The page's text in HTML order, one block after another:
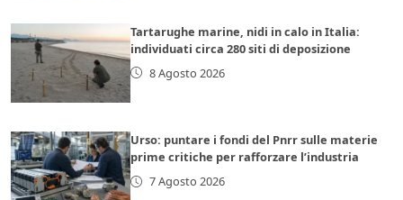
Tartarughe marine, nidi in calo in Italia:
individuati circa 280 siti di deposizione
8 Agosto 2026
Urso: puntare i fondi del Pnrr sulle materie
prime critiche per rafforzare l’industria
7 Agosto 2026